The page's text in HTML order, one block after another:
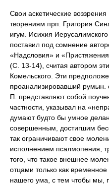
Свои аскетические
творениям прп. Григория
игум. Исихия
поставил под сомнение
«Надсловия» и
(С. 13-14), считая автором
Комельского. Эти
проанализировавший румын.
П. представляют собой
частности, указывал на
думают будто бы умное
совершенным, достигшим
так ограничивают свое
исполнением псалмопения,
того, что такое внешнее
отцами только как
нашего ума, с тем чтобы мы,